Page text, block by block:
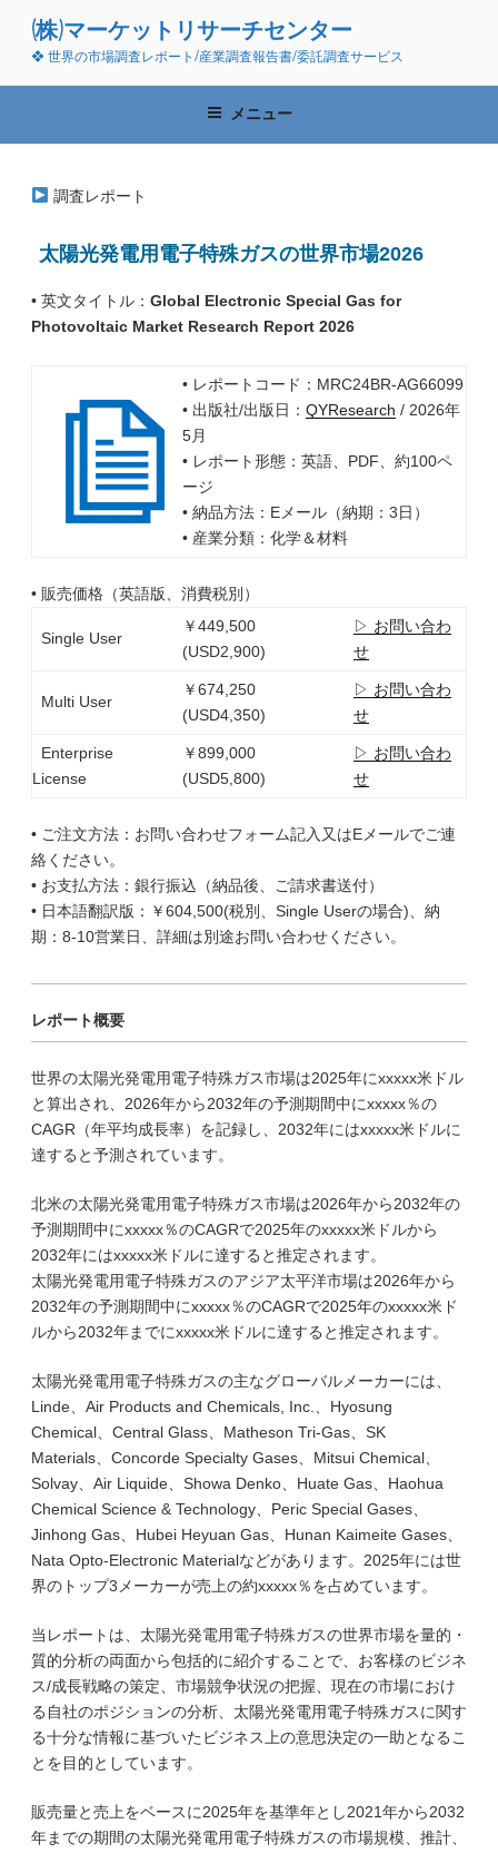
ン
(株)マーケットリサーチセンター
❖ 世界の市場調査レポート/産業調査報告書/委託調査サービス
メニュー
調査レポート
太陽光発電用電子特殊ガスの世界市場2026
• 英文タイトル： Global Electronic Special Gas for
Photovoltaic Market Research Report 2026
• レポートコード：MRC24BR-AG66099
• 出版社/出版日： QYResearch / 2026年
5月
• レポート形態：英語、PDF、約100ペ
ージ
• 納品方法：Eメール（納期：3日）
• 産業分類：化学＆材料
• 販売価格（英語版、消費税別）
Single User
￥449,500
(USD2,900)
▷ お問い合わ
せ
Multi User
￥674,250
(USD4,350)
▷ お問い合わ
せ
Enterprise
License
￥899,000
(USD5,800)
▷ お問い合わ
せ
• ご注文方法：お問い合わせフォーム記入又はEメールでご連
絡ください。
• お支払方法：銀行振込（納品後、ご請求書送付）
• 日本語翻訳版：￥604,500(税別、Single Userの場合)、納
期：8-10営業日、詳細は別途お問い合わせください。
レポート概要
世界の太陽光発電用電子特殊ガス市場は2025年にxxxxx米ドル
と算出され、2026年から2032年の予測期間中にxxxxx％の
CAGR（年平均成長率）を記録し、2032年にはxxxxx米ドルに
達すると予測されています。
北米の太陽光発電用電子特殊ガス市場は2026年から2032年の
予測期間中にxxxxx％のCAGRで2025年のxxxxx米ドルから
2032年にはxxxxx米ドルに達すると推定されます。
太陽光発電用電子特殊ガスのアジア太平洋市場は2026年から
2032年の予測期間中にxxxxx％のCAGRで2025年のxxxxx米ド
ルから2032年までにxxxxx米ドルに達すると推定されます。
太陽光発電用電子特殊ガスの主なグローバルメーカーには、
Linde、Air Products and Chemicals, Inc.、Hyosung
Chemical、Central Glass、Matheson Tri-Gas、SK
Materials、Concorde Specialty Gases、Mitsui Chemical、
Solvay、Air Liquide、Showa Denko、Huate Gas、Haohua
Chemical Science & Technology、Peric Special Gases、
Jinhong Gas、Hubei Heyuan Gas、Hunan Kaimeite Gases、
Nata Opto-Electronic Materialなどがあります。2025年には世
界のトップ3メーカーが売上の約xxxxx％を占めています。
当レポートは、太陽光発電用電子特殊ガスの世界市場を量的・
質的分析の両面から包括的に紹介することで、お客様のビジネ
ス/成長戦略の策定、市場競争状況の把握、現在の市場におけ
る自社のポジションの分析、太陽光発電用電子特殊ガスに関す
る十分な情報に基づいたビジネス上の意思決定の一助となるこ
とを目的としています。
販売量と売上をベースに2025年を基準年とし2021年から2032
年までの期間の太陽光発電用電子特殊ガスの市場規模、推計、